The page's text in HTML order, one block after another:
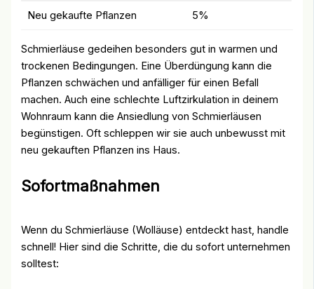
Neu gekaufte Pflanzen 5%
Schmierläuse gedeihen besonders gut in warmen und
trockenen Bedingungen. Eine Überdüngung kann die
Pflanzen schwächen und anfälliger für einen Befall
machen. Auch eine schlechte Luftzirkulation in deinem
Wohnraum kann die Ansiedlung von Schmierläusen
begünstigen. Oft schleppen wir sie auch unbewusst mit
neu gekauften Pflanzen ins Haus.
Sofortmaßnahmen
Wenn du Schmierläuse (Wolläuse) entdeckt hast, handle
schnell! Hier sind die Schritte, die du sofort unternehmen
solltest: